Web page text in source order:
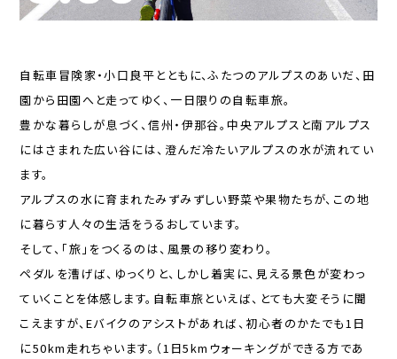
自転車冒険家・小口良平とともに、ふたつのアルプスのあいだ、田
園から田園へと走ってゆく、一日限りの自転車旅。
豊かな暮らしが息づく、信州・伊那谷。中央アルプスと南アルプス
にはさまれた広い谷には、澄んだ冷たいアルプスの水が流れてい
ます。
アルプスの水に育まれたみずみずしい野菜や果物たちが、この地
に暮らす人々の生活をうるおしています。
そして、「旅」をつくるのは、風景の移り変わり。
ペダルを漕げば、ゆっくりと、しかし着実に、見える景色が変わっ
ていくことを体感します。自転車旅といえば、とても大変そうに聞
こえますが、Eバイクのアシストがあれば、初心者のかたでも1日
に50km走れちゃいます。（1日5kmウォーキングができる方であ